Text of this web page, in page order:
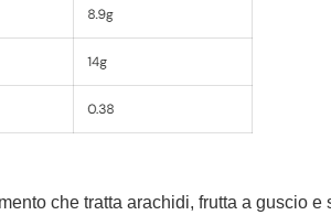
che tratta arachidi, frutta a guscio